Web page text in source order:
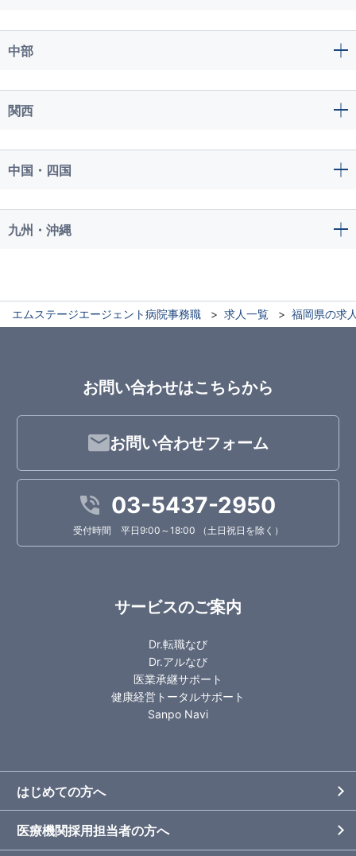
中部
関西
中国・四国
九州・沖縄
エムステージエージェント病院事務職 求人一覧 福岡県の求
お問い合わせはこちらから
お問い合わせフォーム
03-5437-2950
受付時間 平日9:00～18:00 （土日祝日を除く）
サービスのご案内
Dr.転職なび
Dr.アルなび
医業承継サポート
健康経営トータルサポート
Sanpo Navi
はじめての方へ
医療機関採用担当者の方へ